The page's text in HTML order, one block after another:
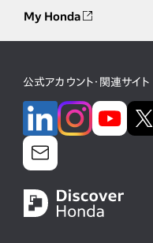
My Honda
公式アカウント・関連サイト